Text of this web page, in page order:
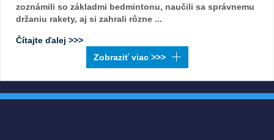
zoznámili so základmi bedmintonu, naučili sa správnemu
držaniu rakety, aj si zahrali rôzne ...
Čítajte ďalej >>>